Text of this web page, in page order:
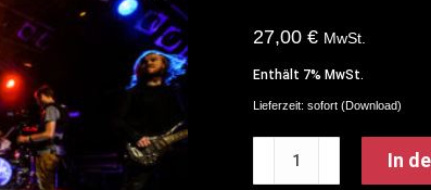
27,00 € MwSt.
Enthält 7% MwSt.
Lieferzeit: sofort (Download)
Trouble
In